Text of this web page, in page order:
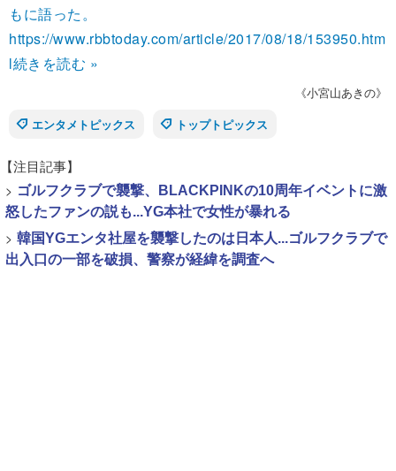
もに語った。
https://www.rbbtoday.com/article/2017/08/18/153950.htm
l続きを読む »
《小宮山あきの》
エンタメトピックス
トップトピックス
【注目記事】
> ゴルフクラブで襲撃、BLACKPINKの10周年イベントに激
怒したファンの説も...YG本社で女性が暴れる
> 韓国YGエンタ社屋を襲撃したのは日本人...ゴルフクラブで
出入口の一部を破損、警察が経緯を調査へ